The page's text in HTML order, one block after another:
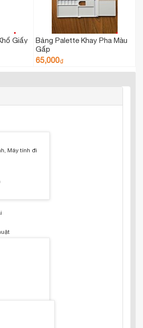
Giấy
Bảng Palette Khay Pha Màu
Gấp
65,000₫
Máy tính đi